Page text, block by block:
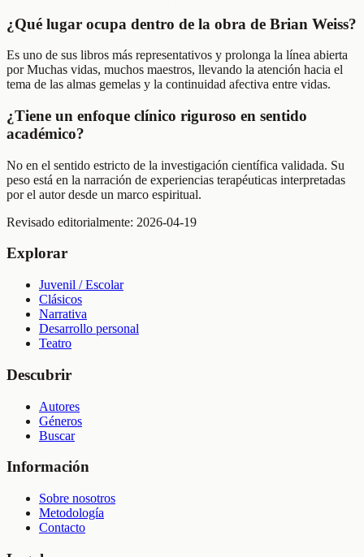
¿Qué lugar ocupa dentro de la obra de Brian Weiss?
Es uno de sus libros más representativos y prolonga la línea abierta
por Muchas vidas, muchos maestros, llevando la atención hacia el
tema de las almas gemelas y la continuidad afectiva entre vidas.
¿Tiene un enfoque clínico riguroso en sentido
académico?
No en el sentido estricto de la investigación científica validada. Su
peso está en la narración de experiencias terapéuticas interpretadas
por el autor desde un marco espiritual.
Revisado editorialmente: 2026-04-19
Explorar
Juvenil / Escolar
Clásicos
Narrativa
Desarrollo personal
Teatro
Descubrir
Autores
Géneros
Buscar
Información
Sobre nosotros
Metodología
Contacto